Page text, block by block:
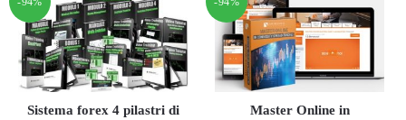
Sistema forex 4 pilastri di
Master Online in